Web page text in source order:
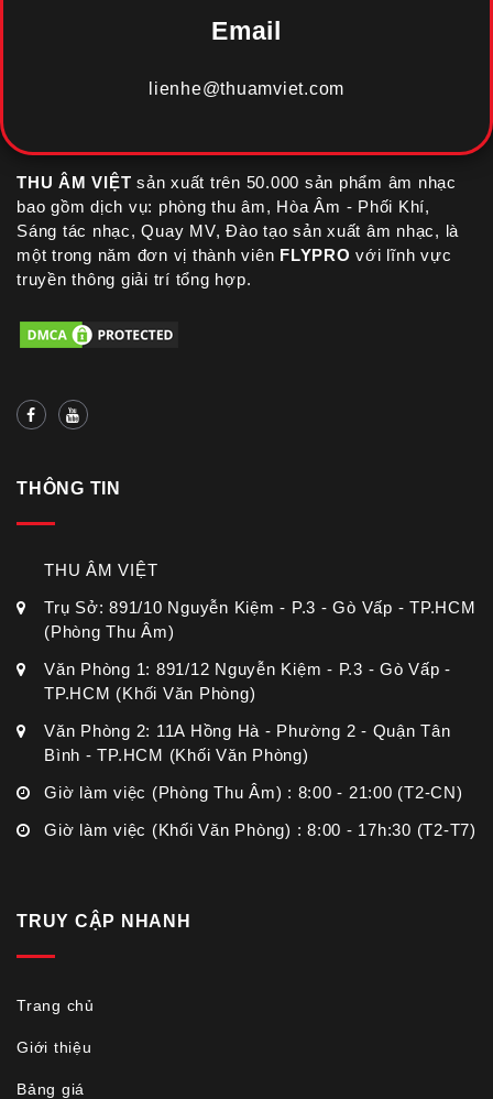
Email
lienhe@thuamviet.com
THU ÂM VIỆT sản xuất trên 50.000 sản phẩm âm nhạc
bao gồm dịch vụ: phòng thu âm, Hòa Âm - Phối Khí,
Sáng tác nhạc, Quay MV, Đào tạo sản xuất âm nhạc, là
một trong năm đơn vị thành viên FLYPRO với lĩnh vực
truyền thông giải trí tổng hợp.
THÔNG TIN
THU ÂM VIỆT
Trụ Sở: 891/10 Nguyễn Kiệm - P.3 - Gò Vấp - TP.HCM
(Phòng Thu Âm)
Văn Phòng 1: 891/12 Nguyễn Kiệm - P.3 - Gò Vấp -
TP.HCM (Khối Văn Phòng)
Văn Phòng 2: 11A Hồng Hà - Phường 2 - Quận Tân
Bình - TP.HCM (Khối Văn Phòng)
Giờ làm việc (Phòng Thu Âm) : 8:00 - 21:00 (T2-CN)
Giờ làm việc (Khối Văn Phòng) : 8:00 - 17h:30 (T2-T7)
TRUY CẬP NHANH
Trang chủ
Giới thiệu
Bảng giá